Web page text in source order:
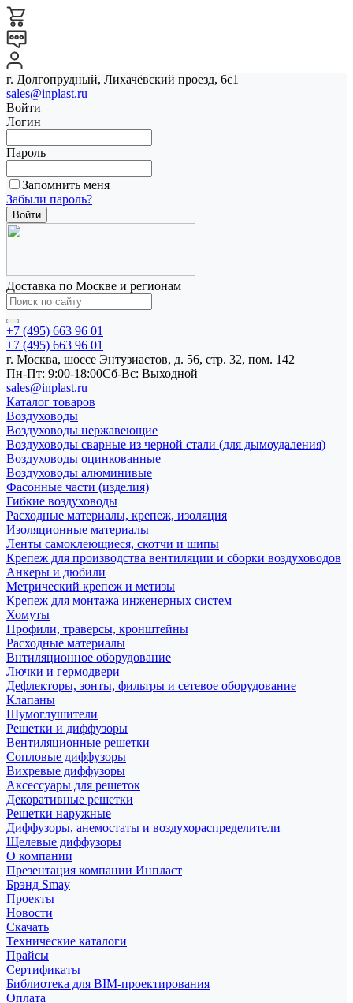
г. Долгопрудный, Лихачёвский проезд, 6с1
sales@inplast.ru
Войти
Логин
Пароль
Запомнить меня
Забыли пароль?
Доставка по Москве и регионам
+7 (495) 663 96 01
+7 (495) 663 96 01
г. Москва, шоссе Энтузиастов, д. 56, стр. 32, пом. 142
Пн-Пт: 9:00-18:00Cб-Вс: Выходной
sales@inplast.ru
Каталог товаров
Воздуховоды
Воздуховоды нержавеющие
Воздуховоды сварные из черной стали (для дымоудаления)
Воздуховоды оцинкованные
Воздуховоды алюминивые
Фасонные части (изделия)
Гибкие воздуховоды
Расходные материалы, крепеж, изоляция
Изоляционные материалы
Ленты самоклеющиеся, скотчи и шипы
Крепеж для производства вентиляции и сборки воздуховодов
Анкеры и дюбили
Метрический крепеж и метизы
Крепеж для монтажа инженерных систем
Хомуты
Профили, траверсы, кронштейны
Расходные материалы
Внтиляционное оборудование
Лючки и гермодвери
Дефлекторы, зонты, фильтры и сетевое оборудование
Клапаны
Шумоглушители
Решетки и диффузоры
Вентиляционные решетки
Сопловые диффузоры
Вихревые диффузоры
Аксессуары для решеток
Декоративные решетки
Решетки наружные
Диффузоры, анемостаты и воздухораспределители
Щелевые диффузоры
О компании
Презентация компании Инпласт
Брэнд Smay
Проекты
Новости
Скачать
Технические каталоги
Прайсы
Сертификаты
Библиотека для BIM-проектирования
Оплата